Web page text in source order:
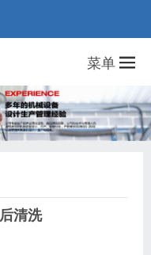
菜单
清洗